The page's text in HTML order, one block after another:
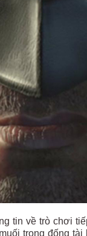
tin về trò chơi
trong đống